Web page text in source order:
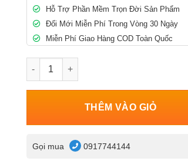
Hỗ Trợ Phần Mềm Trọn Đời Sản Phẩm
Đổi Mới Miễn Phí Trong Vòng 30 Ngày
Miễn Phí Giao Hàng COD Toàn Quốc
Camera DS-2CD2155FWD-I số lượng
THÊM VÀO GIỎ
Gọi mua 0917744144